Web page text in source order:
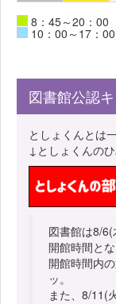
8：45～20：00
10：00～17：00
図書館公認
としょくんとは
↓としょくんの
図書館は8/
開館時間と
開館時間内
ッ。
また、8/11(